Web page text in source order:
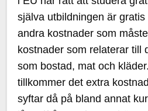
själva utbildningen är
andra kostnader som
kostnader som relaterar till
som bostad, mat och
tillkommer det extra
syftar då på bland annat